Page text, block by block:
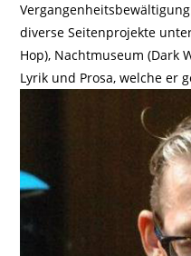
diverse Seitenprojekte
Hop), Nachtmuseum (Dark
Lyrik und Prosa, welche er